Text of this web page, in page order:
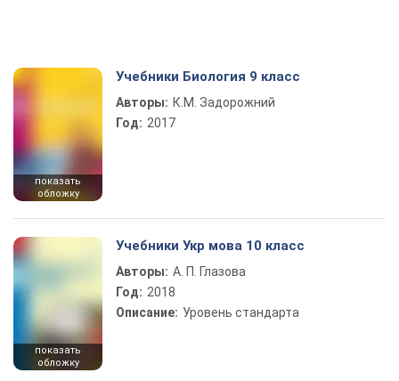
показать
обложку
Учебники Биология 9 класс
Авторы: К.М. Задорожний
Год: 2017
показать
обложку
Учебники Укр мова 10 класс
Авторы: А. П. Глазова
Год: 2018
Описание: Уровень стандарта